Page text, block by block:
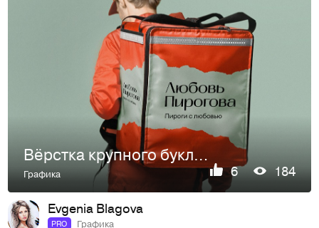
Вёрстка крупного буклета.
Графика 6 184
Evgenia Blagova
PRO Графика